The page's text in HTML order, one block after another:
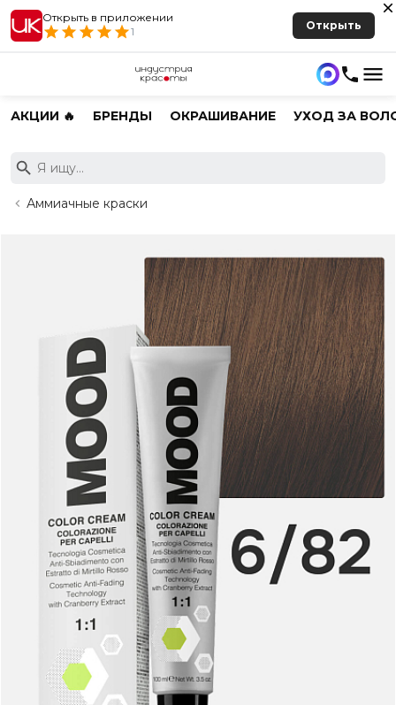
Открыть в приложении
1
Открыть
АКЦИИ 🔥 БРЕНДЫ ОКРАШИВАНИЕ УХОД ЗА
Аммиачные краски